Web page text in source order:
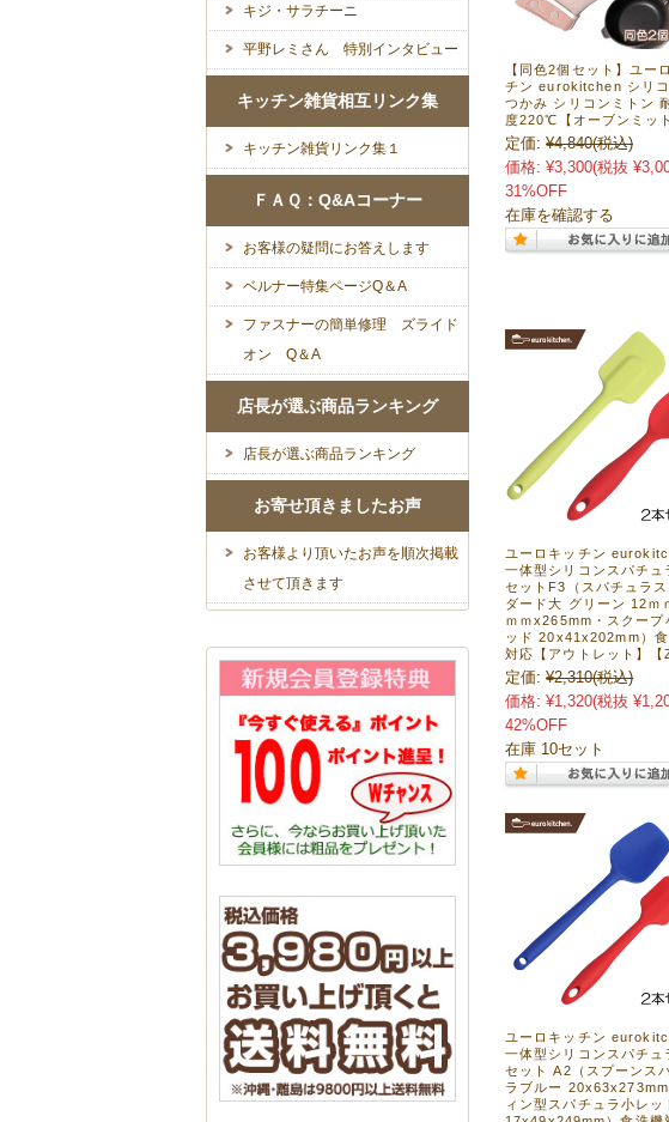
【同色2個セット】ユー
チン eurokitchen シリ
つかみ シリコンミトン
度220℃【オーブンミッ
定価: ¥4,840(税込)
価格: ¥3,300(税抜
31%OFF
在庫を確認する
ユーロキッチン
一体型シリコンスパチュ
セットF3（スパチュラス
ダード大 グリーン 12ｍ
ｍｍx265mm・スクープ
ッド 20x41x202mm）
対応【アウトレット】【
定価: ¥2,310(税込)
価格: ¥1,320(税抜
42%OFF
在庫 10セット
ユーロキッチン
一体型シリコンスパチュ
セット A2（スプーンス
ラブルー 20x63x273mm
ィン型スパチュラ小レッ
キジ・サラチーニ
平野レミさん 特別インタビュー
キッチン雑貨相互リンク集
キッチン雑貨リンク集１
ＦＡＱ：Q&Aコーナー
お客様の疑問にお答えします
ベルナー特集ページQ＆A
ファスナーの簡単修理 ズライド
オン Q＆A
店長が選ぶ商品ランキング
店長が選ぶ商品ランキング
お寄せ頂きましたお声
お客様より頂いたお声を順次掲載
させて頂きます